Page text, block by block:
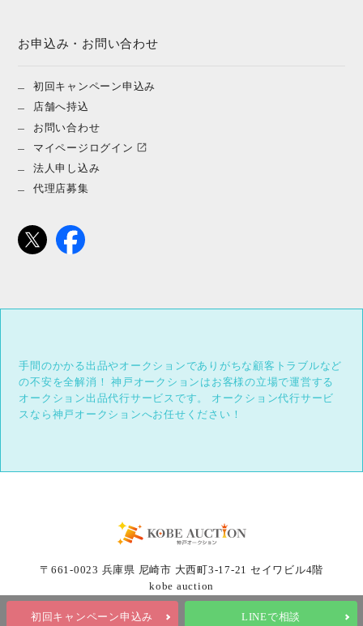
初回キャンペーン申込み LINEで相談
お申込み・お問い合わせ
初回キャンペーン申込み
店舗へ持込
お問い合わせ
マイページログイン
法人申し込み
代理店募集
手間のかかる出品やオークションでありがちな顧客トラブルなど
の不安を全解消！
神戸オークションはお客様の立場で運営する
オークション出品代行サービスです。
オークション代行サービ
スなら神戸オークションへお任せください！
〒661-0023 兵庫県 尼崎市 大西町3-17-21 セイワビル4階
kobe auction